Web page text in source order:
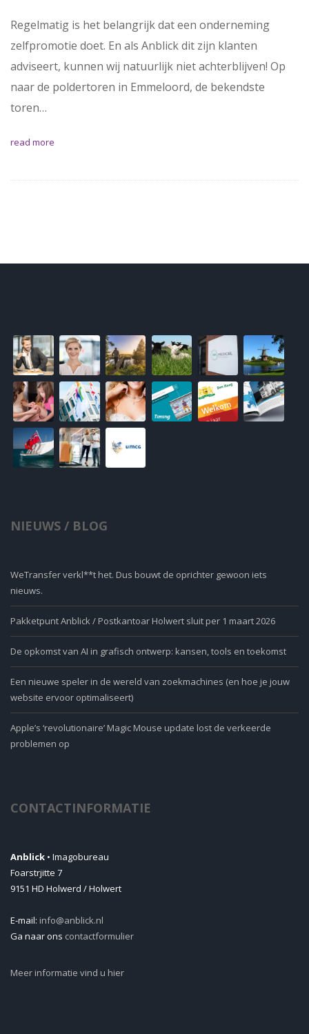
Regelmatig is het belangrijk dat een onderneming
zelfpromotie doet. En als Anblick dit zijn klanten
adviseert, kunnen wij natuurlijk niet achterblijven! Op
naar de poldertoren in Emmeloord, de bekendste
toren…
read more
NIEUWS / BLOG
WeTransfer verkl**t het. Dus bouwt de oprichter gewoon iets
nieuws.
Pakketpunt Anblick / Postkantoar Holwert sluit per 1 maart 2026
De opkomst van AI in grafisch ontwerp: kansen, tools en toekomst
Een nieuwe speler in de wereld van zoekmachines (en hoe je jouw
website ervoor optimaliseert)
Apple’s ‘revolutionaire’ Magic Mouse update lost de verkeerde
problemen op
CONTACTINFORMATIE
Anblick • Imagobureau
Foarstrjitte 7
9151 HD Holwerd / Holwert
E-mail: info@anblick.nl
Ga naar ons contactformulier
Meer informatie vind u hier